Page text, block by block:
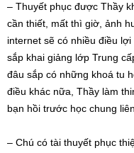
– Thuyết phục được Thầy
cần thiết, mất thì giờ, ảnh
internet sẽ có nhiều điều
sắp khai giảng lớp Trung
đâu sắp có những khoá tu
điều khác nữa, Thầy làm
bạn hồi trước học chung
– Chú có tài thuyết phục